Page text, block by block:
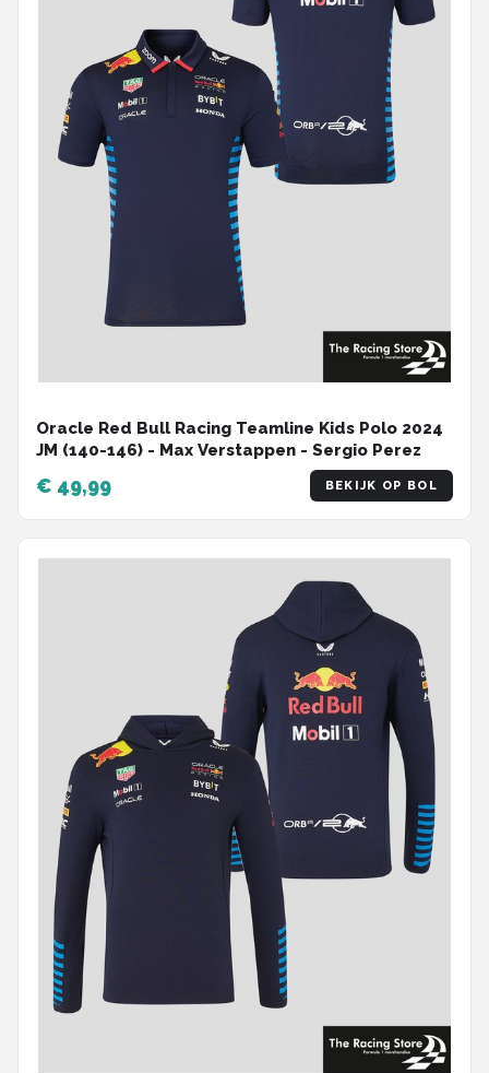
Oracle Red Bull Racing Teamline Kids Polo 2024
JM (140-146) - Max Verstappen - Sergio Perez
€ 49,99 BEKIJK OP BOL